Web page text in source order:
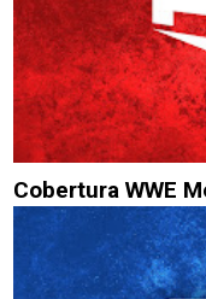
Cobertura WWE